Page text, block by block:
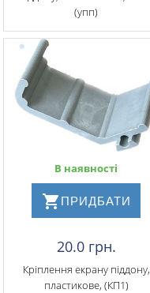
(упп)
В наявності
ПРИДБАТИ
20.0 грн.
Кріплення екрану піддону,
пластикове, (КП1)